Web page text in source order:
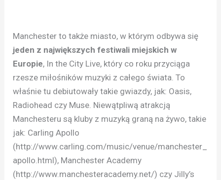
Manchester to także miasto, w którym odbywa się
jeden z największych festiwali miejskich w
Europie, In the City Live, który co roku przyciąga
rzesze miłośników muzyki z całego świata. To
właśnie tu debiutowały takie gwiazdy, jak: Oasis,
Radiohead czy Muse. Niewątpliwą atrakcją
Manchesteru są kluby z muzyką graną na żywo, takie
jak: Carling Apollo
(http://www.carling.com/music/venue/manchester_
apollo.html), Manchester Academy
(http://www.manchesteracademy.net/) czy Jilly’s